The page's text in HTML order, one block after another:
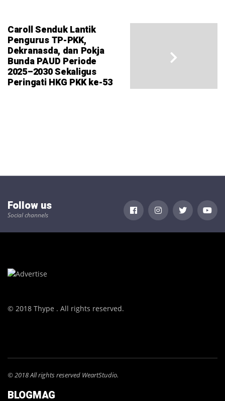
Caroll Senduk Lantik
Pengurus TP-PKK,
Dekranasda, dan Pokja
Bunda PAUD Periode
2025–2030 Sekaligus
Peringati HKG PKK ke-53
Follow us
Social channels
© 2018 Thype . All rights reserved.
© 2018 All rights reserved WeartStudio.
BLOGMAG